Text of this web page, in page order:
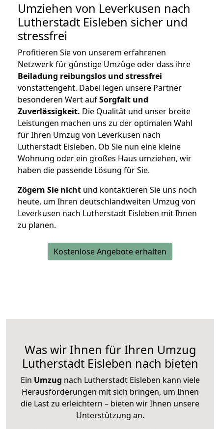
Umziehen von Leverkusen nach
Lutherstadt Eisleben sicher und
stressfrei
Profitieren Sie von unserem erfahrenen
Netzwerk für günstige Umzüge oder dass ihre
Beiladung reibungslos und stressfrei
vonstattengeht. Dabei legen unsere Partner
besonderen Wert aufSorgfalt und
Zuverlässigkeit. Die Qualität und unser breite
Leistungen machen uns zu der optimalen Wahl
für Ihren Umzug von Leverkusen nach
Lutherstadt Eisleben. Ob Sie nun eine kleine
Wohnung oder ein großes Haus umziehen, wir
haben die passende Lösung für Sie.
Zögern Sie nicht und kontaktieren Sie uns noch
heute, um Ihren deutschlandweiten Umzug von
Leverkusen nach Lutherstadt Eisleben mit Ihnen
zu planen.
Kostenlose Angebote erhalten
Was wir Ihnen für Ihren Umzug
Lutherstadt Eisleben nach bieten
Ein Umzug nach Lutherstadt Eisleben kann viele
Herausforderungen mit sich bringen, um Ihnen
die Last zu erleichtern – bieten wir Ihnen unsere
Unterstützung an.